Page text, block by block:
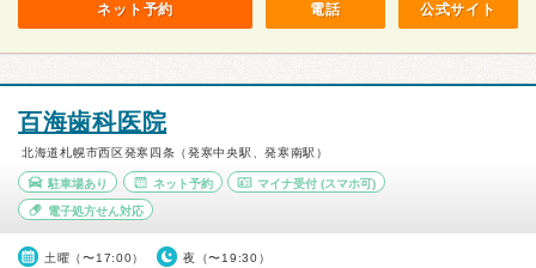
ネット予約 電話 公式サイト
百海歯科医院
北海道札幌市西区発寒四条（発寒中央駅、発寒南駅）
駐車場あり ネット予約 マイナ受付 (スマホ可)
電子処方せん対応
土曜（〜17:00） 夜（〜19:30）